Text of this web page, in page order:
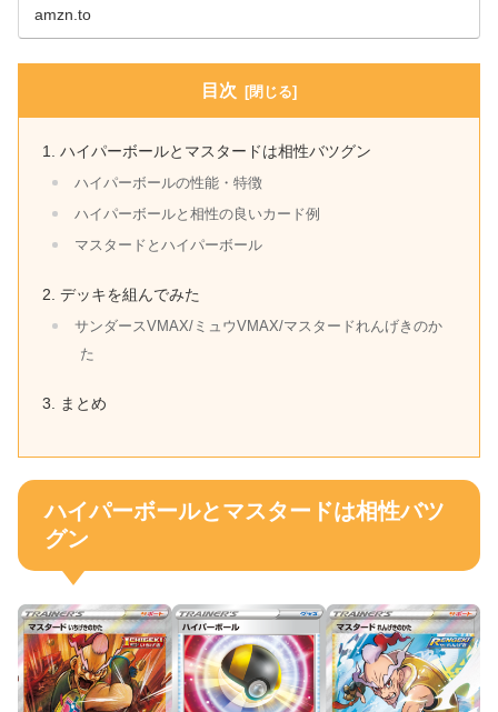
amzn.to
目次
ハイパーボールとマスタードは相性バツグン
ハイパーボールの性能・特徴
ハイパーボールと相性の良いカード例
マスタードとハイパーボール
デッキを組んでみた
サンダースVMAX/ミュウVMAX/マスタードれんげきのか
た
まとめ
ハイパーボールとマスタードは相性バツ
グン